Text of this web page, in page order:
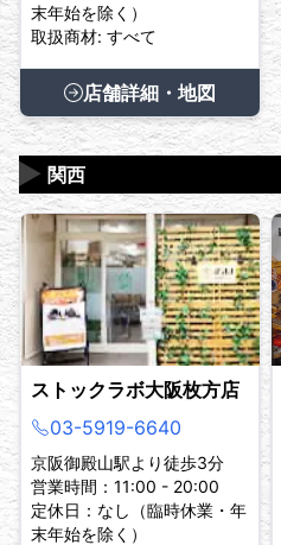
末年始を除く）
取扱商材: すべて
店舗詳細・地図
関西
▶
ストックラボ大阪枚方店
03-5919-6640
京阪御殿山駅より徒歩3分
営業時間：11:00 - 20:00
定休日：なし（臨時休業・年
末年始を除く）